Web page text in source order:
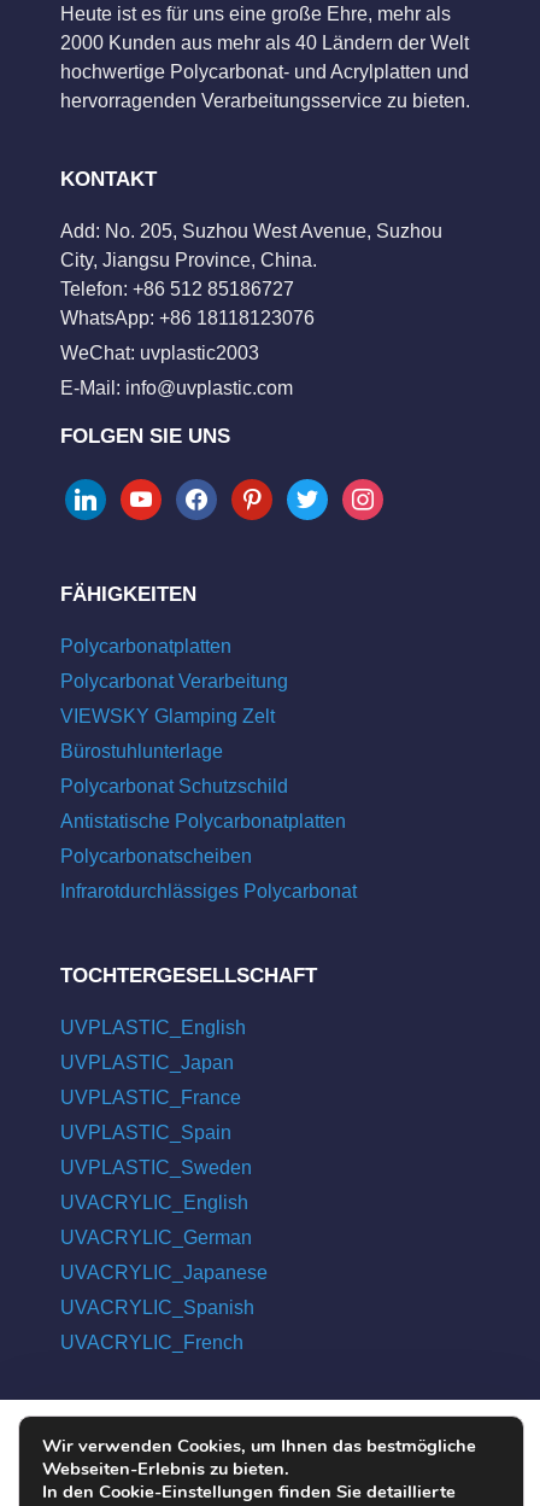
Heute ist es für uns eine große Ehre, mehr als
2000 Kunden aus mehr als 40 Ländern der Welt
hochwertige Polycarbonat- und Acrylplatten und
hervorragenden Verarbeitungsservice zu bieten.
KONTAKT
Add: No. 205, Suzhou West Avenue, Suzhou
City, Jiangsu Province, China.
Telefon: +86 512 85186727
WhatsApp: +86 18118123076
WeChat: uvplastic2003
E-Mail: info@uvplastic.com
FOLGEN SIE UNS
linkedinyoutubefacebookpinteresttwitter instagram
FÄHIGKEITEN
Polycarbonatplatten
Polycarbonat Verarbeitung
VIEWSKY Glamping Zelt
Bürostuhlunterlage
Polycarbonat Schutzschild
Antistatische Polycarbonatplatten
Polycarbonatscheiben
Infrarotdurchlässiges Polycarbonat
TOCHTERGESELLSCHAFT
UVPLASTIC_English
UVPLASTIC_Japan
UVPLASTIC_France
UVPLASTIC_Spain
UVPLASTIC_Sweden
UVACRYLIC_English
UVACRYLIC_German
UVACRYLIC_Japanese
UVACRYLIC_Spanish
UVACRYLIC_French
COPYRIGHT © 2004 - 2026 UVPLASTIC MATERIAL TECHNOLOGY
CO., LTD. ALL RIGHTS RESERVED
Wir verwenden Cookies, um Ihnen das bestmögliche
Webseiten-Erlebnis zu bieten.
In den Cookie-Einstellungen finden Sie detaillierte